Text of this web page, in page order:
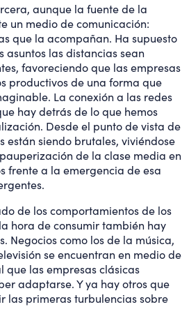
aunque la fuente de la
un medio de comunicación:
que la acompañan. Ha supuesto
las distancias sean
favoreciendo que las empresas
productivos de una forma que
La conexión a las redes
hay detrás de lo que hemos
Desde el punto de vista de
están siendo brutales, viviéndose
de la clase media en
frente a la emergencia de esa
de los comportamientos de los
hora de consumir también hay
Negocios como los de la música,
se encuentran en medio de
que las empresas clásicas
adaptarse. Y ya hay otros que
las primeras turbulencias sobre